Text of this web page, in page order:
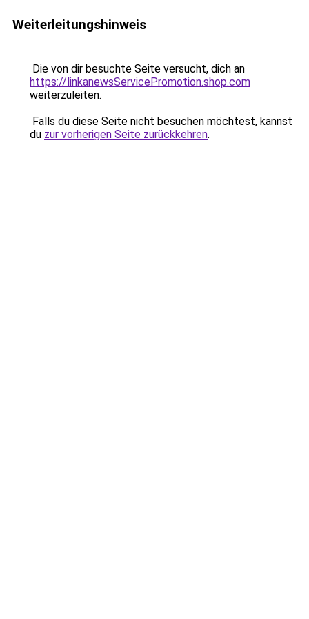
Weiterleitungshinweis
Die von dir besuchte Seite versucht, dich an
https://linkanewsServicePromotion.shop.com
weiterzuleiten.
Falls du diese Seite nicht besuchen möchtest, kannst
du zur vorherigen Seite zurückkehren.